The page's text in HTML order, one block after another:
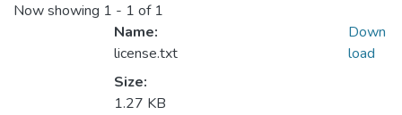
Now showing 1 - 1 of 1
Name:
license.txt
Size:
1.27 KB
Down
load